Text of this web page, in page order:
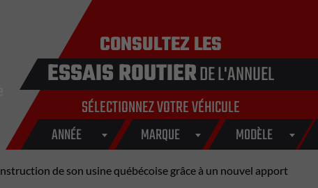
CONSULTEZ LES
ESSAIS ROUTIERDE L'ANNUEL
SÉLECTIONNEZ VOTRE VÉHICULE
ANNÉE MARQUE MODÈLE
de son usine québécoise grâce à un nouvel apport